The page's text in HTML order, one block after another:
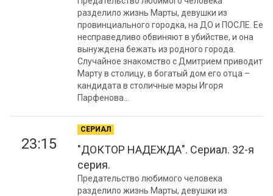
разделило жизнь Марты, девушки из
провинциального городка, на ДО и ПОСЛЕ. Ее
несправедливо обвиняют в убийстве, и она
вынуждена бежать из родного города.
Случайное знакомство с Дмитрием приводит
Марту в столицу, в богатый дом его отца –
кандидата в столичные мэры Игоря
Парфенова...
23:15
СЕРИАЛ
"ДОКТОР НАДЕЖДА". Сериал. 32-я
серия.
Предательство любимого человека
разделило жизнь Марты, девушки из